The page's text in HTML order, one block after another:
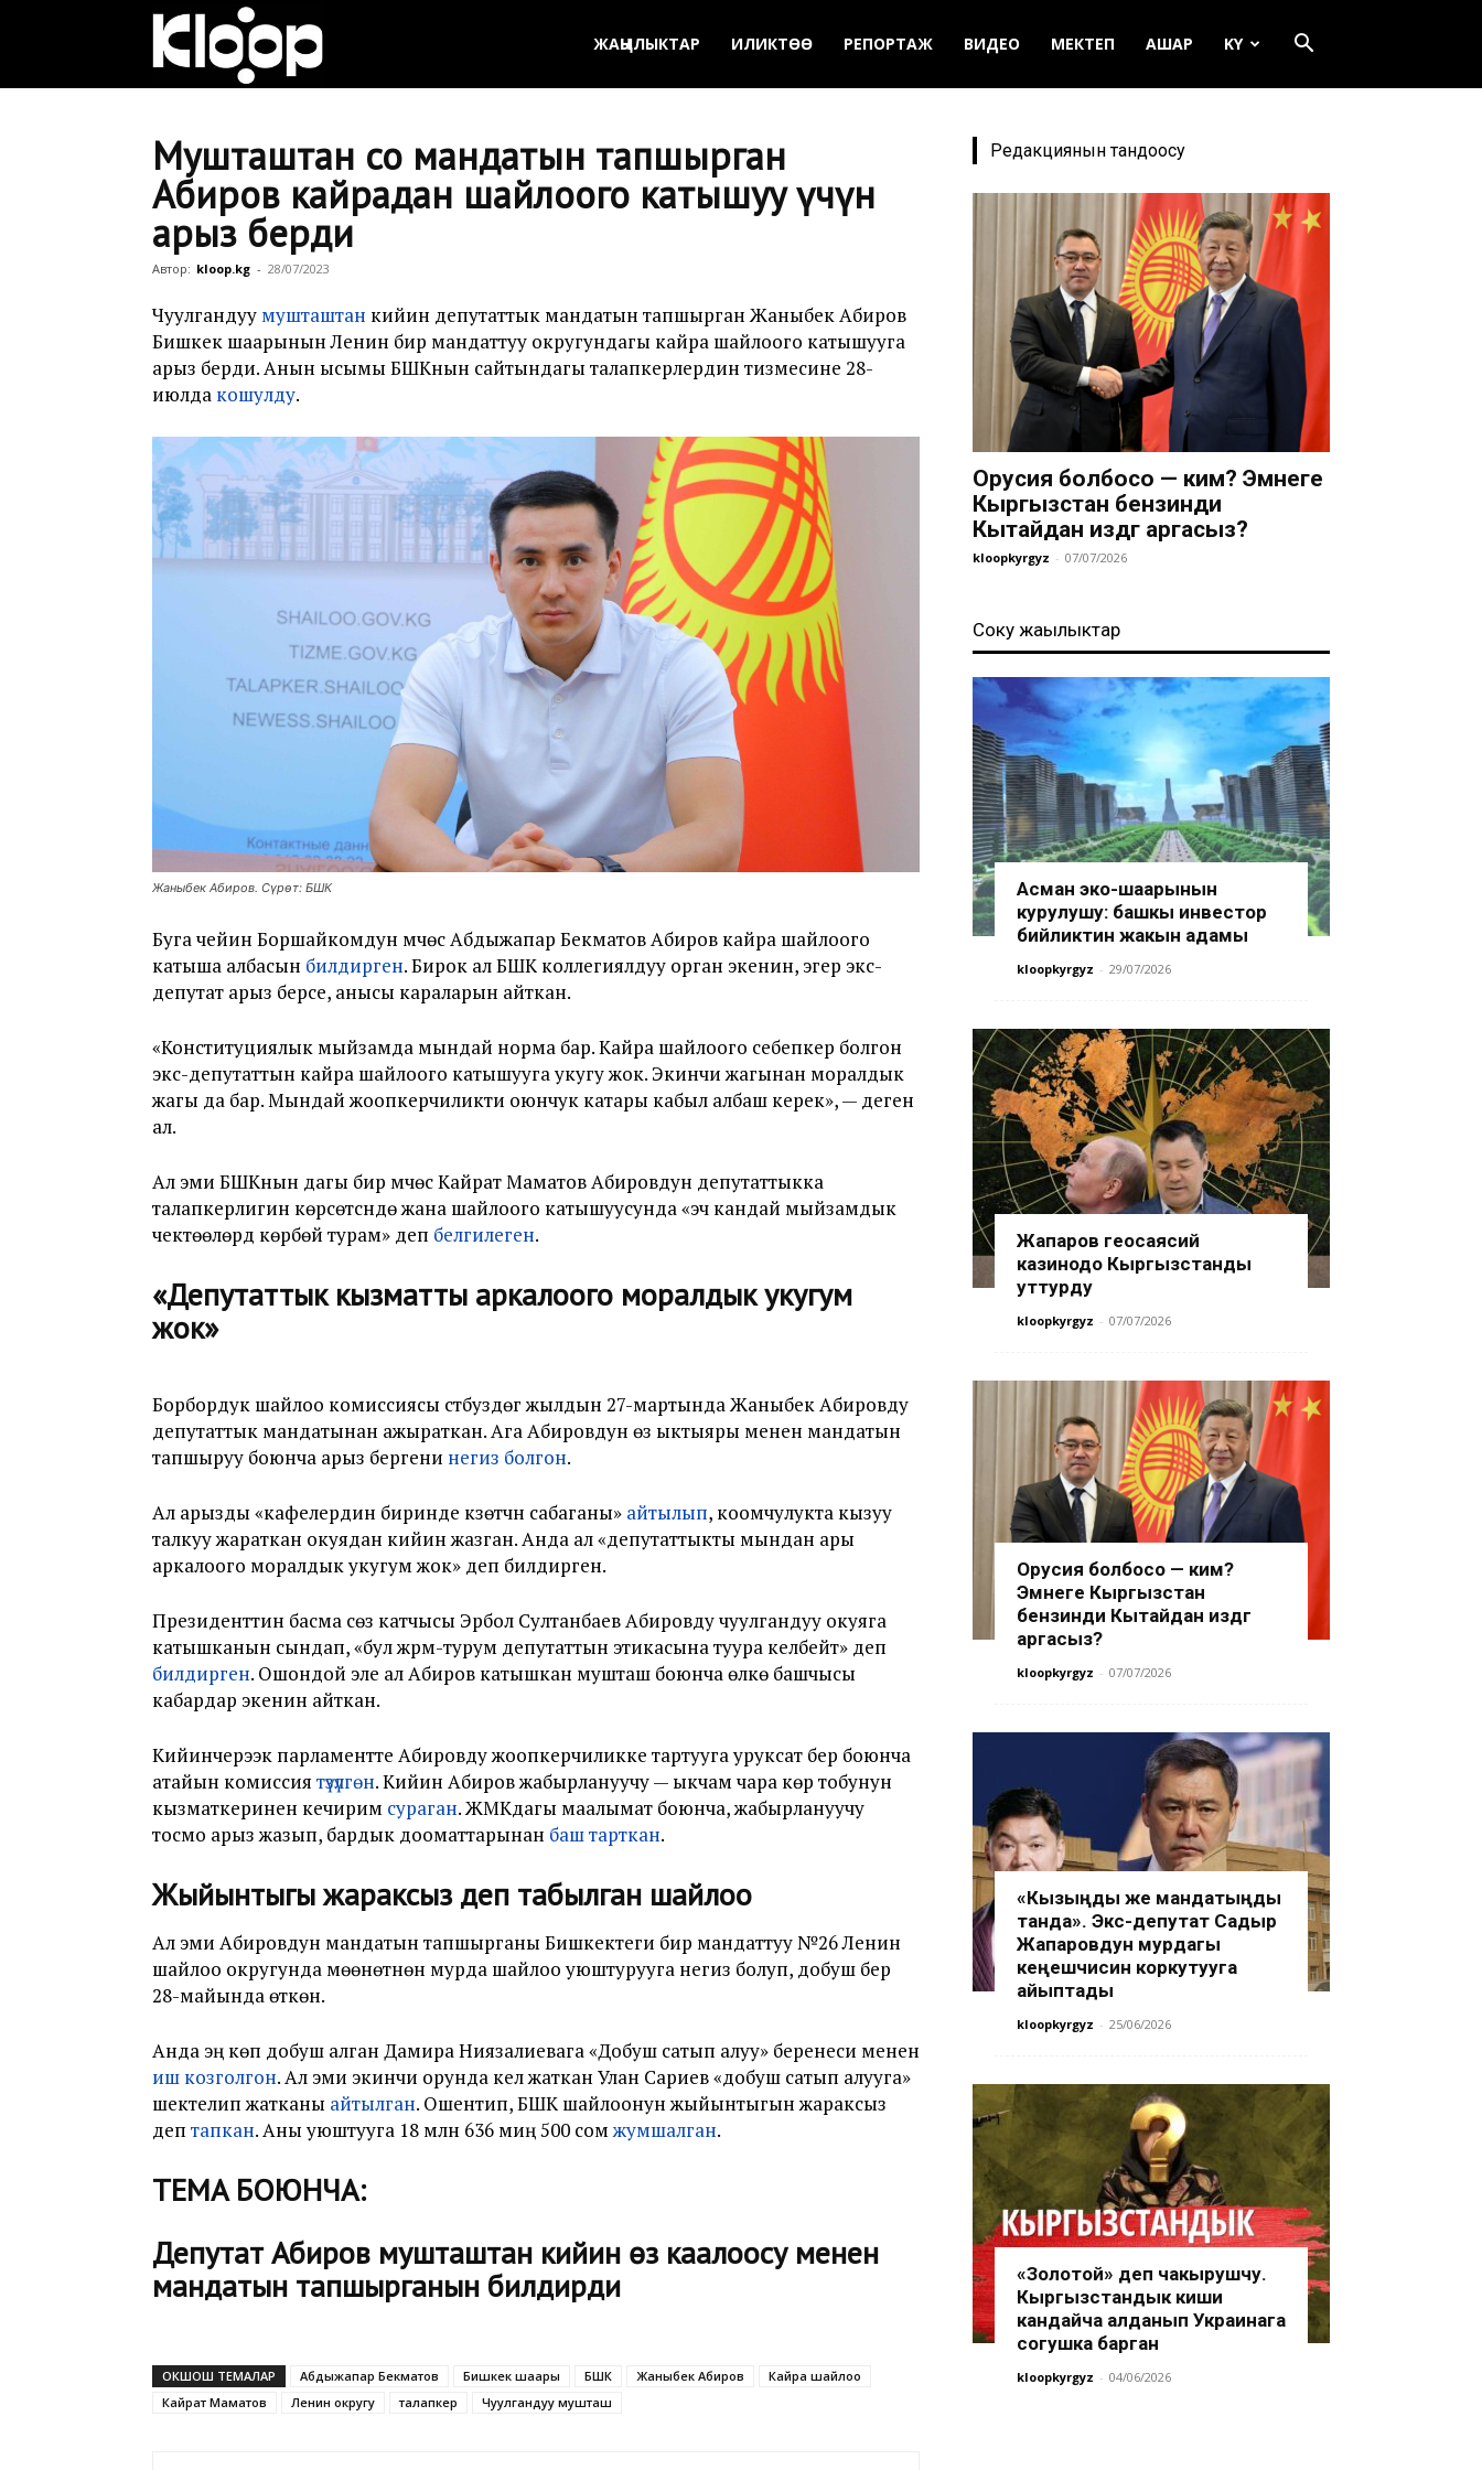
Кыргызстан
ЖАҢЫЛЫКТАР ИЛИКТӨӨ РЕПОРТАЖ ВИДЕО МЕКТЕП АШАР KY
Мушташтан соң мандатын тапшырган
Абиров кайрадан шайлоого катышуу үчүн
арыз берди
Автор: kloop.kg - 28/07/2023
Чуулгандуу мушташтан кийин депутаттык мандатын тапшырган Жаныбек Абиров
Бишкек шаарынын Ленин бир мандаттуу округундагы кайра шайлоого катышууга
арыз берди. Анын ысымы БШКнын сайтындагы талапкерлердин тизмесине 28-
июлда кошулду.
Жаныбек Абиров. Сүрөт: БШК
Буга чейин Боршайкомдун мүчөсү Абдыжапар Бекматов Абиров кайра шайлоого
катыша албасын билдирген. Бирок ал БШК коллегиялдуу орган экенин, эгер экс-
депутат арыз берсе, анысы караларын айткан.
«Конституциялык мыйзамда мындай норма бар. Кайра шайлоого себепкер болгон
экс-депутаттын кайра шайлоого катышууга укугу жок. Экинчи жагынан моралдык
жагы да бар. Мындай жоопкерчиликти оюнчук катары кабыл албаш керек», — деген
ал.
Ал эми БШКнын дагы бир мүчөсүКайрат Маматов Абировдун депутаттыкка
талапкерлигин көрсөтүүсүндө жана шайлоого катышуусунда «эч кандай мыйзамдык
чектөөлөрдү көрбөй турам» деп белгилеген.
«Депутаттык кызматты аркалоого моралдык укугум
жок»
Борбордук шайлоо комиссиясы үстүбуздөгү жылдын 27-мартында Жаныбек Абировду
депутаттык мандатынан ажыраткан. Ага Абировдун өз ыктыяры менен мандатын
тапшыруу боюнча арыз бергени негиз болгон.
Ал арызды «кафелердин биринде күзөтчүнү сабаганы» айтылып, коомчулукта кызуу
талкуу жараткан окуядан кийин жазган. Анда ал «депутаттыкты мындан ары
аркалоого моралдык укугум жок» деп билдирген.
Президенттин басма сөз катчысы Эрбол Султанбаев Абировду чуулгандуу окуяга
катышканын сындап, «бул жүрүм-турум депутаттын этикасына туура келбейт» деп
билдирген. Ошондой эле ал Абиров катышкан мушташ боюнча өлкө башчысы
кабардар экенин айткан.
Кийинчерээк парламентте Абировду жоопкерчиликке тартууга уруксат берүү боюнча
атайын комиссия түзүлгөн. Кийин Абиров жабырлануучу — ыкчам чара көрүү тобунун
кызматкеринен кечирим сураган. ЖМКдагы маалымат боюнча, жабырлануучу
тосмо арыз жазып, бардык дооматтарынан баш тарткан.
Жыйынтыгы жараксыз деп табылган шайлоо
Ал эми Абировдун мандатын тапшырганы Бишкектеги бир мандаттуу №26 Ленин
шайлоо округунда мөөнөтүнөн мурда шайлоо уюштурууга негиз болуп, добуш берүү
28-майында өткөн.
Анда эң көп добуш алган Дамира Ниязалиевага «Добуш сатып алуу» беренеси менен
иш козголгон. Ал эми экинчи орунда кел жаткан Улан Сариев «добуш сатып алууга»
шектелип жатканы айтылган. Ошентип, БШК шайлоонун жыйынтыгын жараксыз
деп тапкан. Аны уюштууга 18 млн 636 миң 500 сомжумшалган.
ТЕМА БОЮНЧА:
Депутат Абиров мушташтан кийин өз каалоосу менен
мандатын тапшырганын билдирди
ОКШОШ ТЕМАЛАР Абдыжапар Бекматов Бишкек шаары БШК Жаныбек Абиров
Кайра шайлоо
Кайрат Маматов
Ленин округу талапкер Чуулгандуу мушташ
Редакциянын тандоосу
Орусия болбосо — ким? Эмнеге
Кыргызстан бензинди
Кытайдан издөөгө аргасыз?
kloopkyrgyz - 07/07/2026
Соңку жаңылыктар
Асман эко-шаарынын
курулушу: башкы инвестор
бийликтин жакын адамы
kloopkyrgyz - 29/07/2026
Жапаров геосаясий
казинодо Кыргызстанды
уттурду
kloopkyrgyz - 07/07/2026
Орусия болбосо — ким?
Эмнеге Кыргызстан
бензинди Кытайдан издөөгө
аргасыз?
kloopkyrgyz - 07/07/2026
«Кызыңды же мандатыңды
танда». Экс-депутат Садыр
Жапаровдун мурдагы
кеңешчисин коркутууга
айыптады
kloopkyrgyz - 25/06/2026
«Золотой» деп чакырушчу.
Кыргызстандык киши
кандайча алданып Украинага
согушка барган
kloopkyrgyz - 04/06/2026